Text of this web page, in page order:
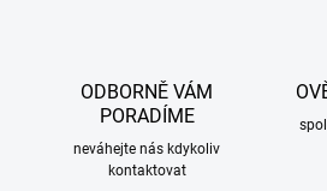
ODBORNĚ VÁM
PORADÍME
neváhejte nás kdykoliv
kontaktovat